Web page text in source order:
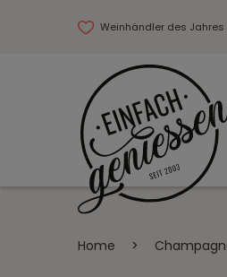
Weinhändler des Jahres
Home >